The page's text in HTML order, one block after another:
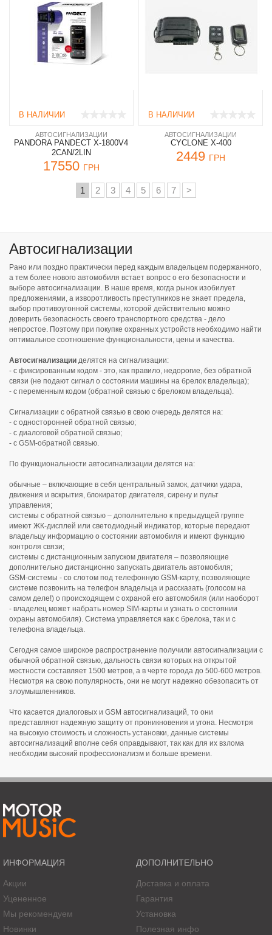
В НАЛИЧИИ
АВТОСИГНАЛИЗАЦИИ
PANDORA PANDECT X-1800V4
2CAN/2LIN
17550 ГРН
В НАЛИЧИИ
АВТОСИГНАЛИЗАЦИИ
CYCLONE X-400
2449 ГРН
1 2 3 4 5 6 7 >
Автосигнализации
Рано или поздно практически перед каждым владельцем подержанного,
а тем более нового автомобиля встает вопрос о его безопасности и
выборе автосигнализации. В наше время, когда рынок изобилует
предложениями, а изворотливость преступников не знает предела,
выбор противоугонной системы, которой действительно можно
доверить безопасность своего транспортного средства - дело
непростое. Поэтому при покупке охранных устройств необходимо найти
оптимальное соотношение функциональности, цены и качества.
Автосигнализации делятся на сигнализации:
- с фиксированным кодом - это, как правило, недорогие, без обратной
связи (не подают сигнал о состоянии машины на брелок владельца);
- с переменным кодом (обратной связью с брелоком владельца).
Сигнализации с обратной связью в свою очередь делятся на:
- с односторонней обратной связью;
- с диалоговой обратной связью;
- c GSM-обратной связью.
По функциональности автосигнализации делятся на:
обычные – включающие в себя центральный замок, датчики удара,
движения и вскрытия, блокиратор двигателя, сирену и пульт
управления;
системы с обратной связью – дополнительно к предыдущей группе
имеют ЖК-дисплей или светодиодный индикатор, которые передают
владельцу информацию о состоянии автомобиля и имеют функцию
контроля связи;
системы с дистанционным запуском двигателя – позволяющие
дополнительно дистанционно запускать двигатель автомобиля;
GSM-системы - со слотом под телефонную GSM-карту, позволяющие
системе позвонить на телефон владельца и рассказать (голосом на
самом деле!) о происходящем с охраной его автомобиля (или наоборот
- владелец может набрать номер SIM-карты и узнать о состоянии
охраны автомобиля). Система управляется как с брелока, так и с
телефона владельца.
Сегодня самое широкое распространение получили автосигнализации с
обычной обратной связью, дальность связи которых на открытой
местности составляет 1500 метров, а в черте города до 500-600 метров.
Несмотря на свою популярность, они не могут надежно обезопасить от
злоумышленников.
Что касается диалоговых и GSM автосигнализаций, то они
представляют надежную защиту от проникновения и угона. Несмотря
на высокую стоимость и сложность установки, данные системы
автосигнализаций вполне себя оправдывают, так как для их взлома
необходим высокий профессионализм и больше времени.
ИНФОРМАЦИЯ
Акции
Уцененное
Мы рекомендуем
Новинки
ДОПОЛНИТЕЛЬНО
Доставка и оплата
Гарантия
Установка
Полезная инфо